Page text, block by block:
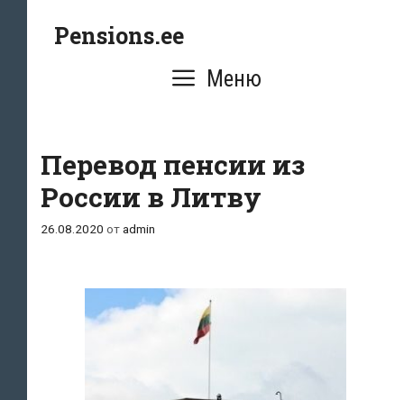
Pensions.ee
Меню
Перевод пенсии из
России в Литву
26.08.2020 отadmin